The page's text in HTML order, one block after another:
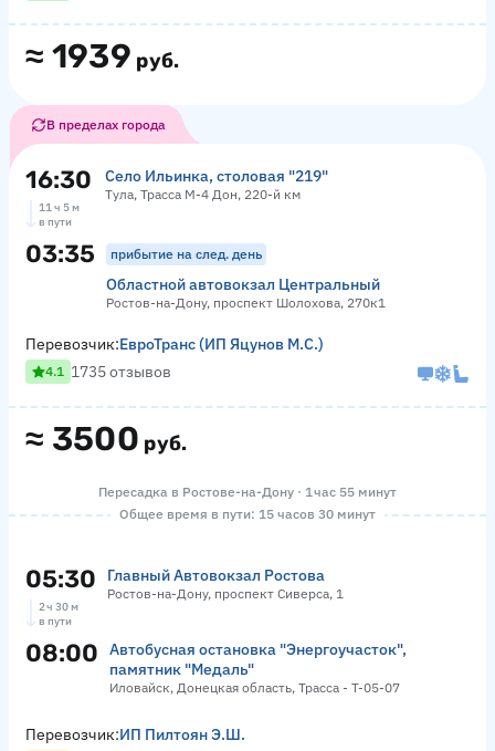
≈ 1939 руб.
В пределах города
16:30 Село Ильинка, столовая "219"
Тула, Трасса М-4 Дон, 220-й км
11 ч 5 м
в пути
03:35 прибытие на след. день
Областной автовокзал Центральный
Ростов-на-Дону, проспект Шолохова, 270к1
≈ 3500 руб.
Перевозчик:ЕвроТранс (ИП Яцунов М.С.)
4.1 1735 отзывов
Пересадка в Ростове-на-Дону · 1 час 55 минут
Общее время в пути: 15 часов 30 минут
05:30 Главный Автовокзал Ростова
Ростов-на-Дону, проспект Сиверса, 1
2 ч 30 м
в пути
08:00
Автобусная остановка "Энергоучасток",
памятник "Медаль"
Иловайск, Донецкая область, Трасса - Т-05-07
Перевозчик:ИП Пилтоян Э.Ш.